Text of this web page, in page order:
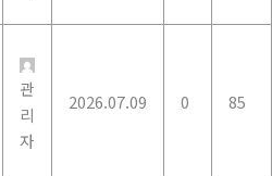
관
리
자
2026.07.09 0 85